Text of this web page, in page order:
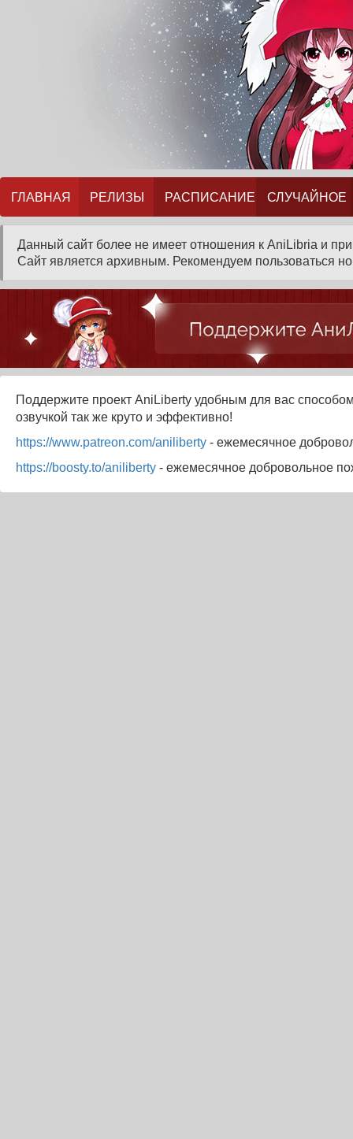
ГЛАВНАЯ РЕЛИЗЫ РАСПИСАНИЕ СЛУЧАЙНОЕ
Данный сайт более не имеет отношения к AniLibria и
Сайт является архивным. Рекомендуем пользоваться
Поддержите проект AniLiberty удобным для вас
озвучкой так же круто и эффективно!
https://www.patreon.com/aniliberty - ежемесячное
https://boosty.to/aniliberty - ежемесячное добровольное